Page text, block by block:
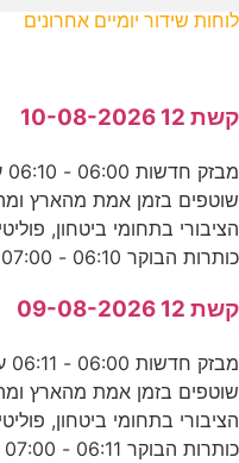
לוחות שידור יומיים אחרונים
קשת 12 10-08-2026
שוטפים בזמן אמת מהארץ
הציבורי בתחומי ביטחון,
כותרות הבוקר 06:10 - 07:00
קשת 12 09-08-2026
שוטפים בזמן אמת מהארץ
הציבורי בתחומי ביטחון,
כותרות הבוקר 06:11 - 07:00